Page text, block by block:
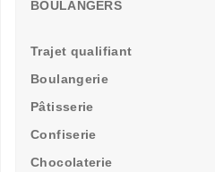
BOULANGERS
Trajet qualifiant
Boulangerie
Pâtisserie
Confiserie
Chocolaterie